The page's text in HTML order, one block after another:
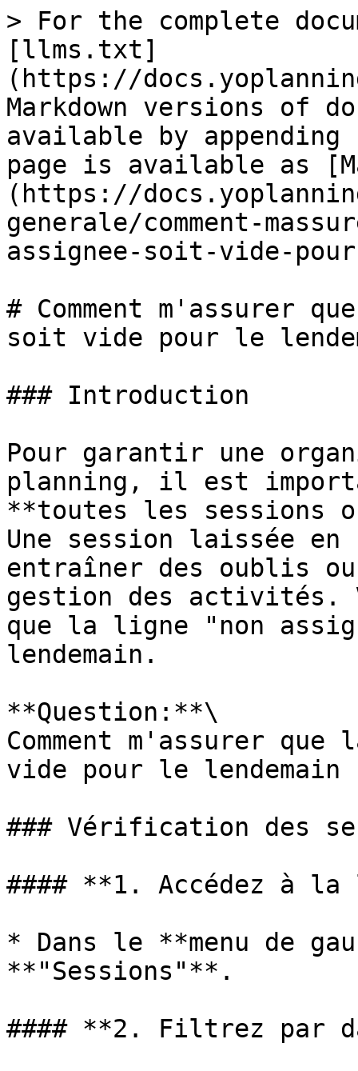
> For the complete
[llms.txt]
(https://
Markdown versions of
available by
page is available as
(https://
generale/comment-
assignee-soit-vide-
# Comment m'assurer
soit vide pour le
### Introduction
Pour garantir une
planning, il est
**toutes les sessions
Une session laissée
entraîner des oublis
gestion des activités.
que la ligne "non
lendemain.
**Question:**\
Comment m'assurer
vide pour le lendemain
### Vérification des
#### **1. Accédez à
* Dans le **menu de
**"Sessions"**.
#### **2. Filtrez par